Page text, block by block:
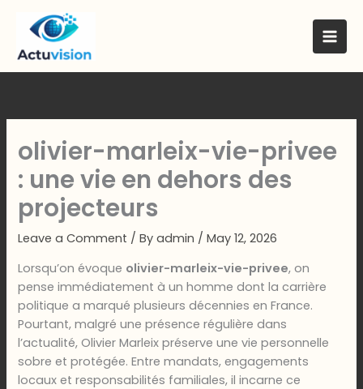
content
olivier-marleix-vie-privee
: une vie en dehors des
projecteurs
Leave a Comment / Byadmin /May 12, 2026
Lorsqu’on évoque olivier-marleix-vie-privee, on
pense immédiatement à un homme dont la carrière
politique a marqué plusieurs décennies en France.
Pourtant, malgré une présence régulière dans
l’actualité, Olivier Marleix préserve une vie personnelle
sobre et protégée. Entre mandats, engagements
locaux et responsabilités familiales, il incarne ce